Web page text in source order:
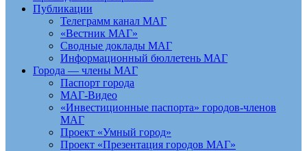
Публикации
Телеграмм канал МАГ
«Вестник МАГ»
Сводные доклады МАГ
Информационный бюллетень МАГ
Города — члены МАГ
Паспорт города
МАГ-Видео
«Инвестиционные паспорта» городов-членов
МАГ
Проект «Умный город»
Проект «Презентация городов МАГ»